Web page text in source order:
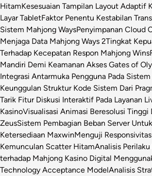
HitamKesesuaian Tampilan Layout Adaptif
Layar TabletFaktor Penentu Kestabilan
Sistem Mahjong WaysPenyimpanan Cloud
Menjaga Data Mahjong Ways 2Tingkat
Terhadap Kecepatan Respon Mahjong Wins
Mandiri Demi Keamanan Akses Gates of
Integrasi Antarmuka Pengguna Pada
Keunggulan Struktur Kode Sistem Dari
Tarik Fitur Diskusi Interaktif Pada Layanan
KasinoVisualisasi Animasi Beresolusi Tinggi
ZeusSistem Pembagian Beban Server
Ketersediaan MaxwinMenguji
Kemunculan Scatter HitamAnalisis
terhadap Mahjong Kasino Digital
Technology Acceptance ModelAnalisis